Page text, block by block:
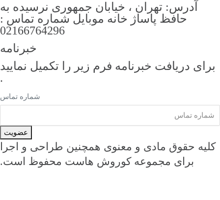
آدرس: تهران ، خیابان جمهوری نرسیده به
حافظ پاساژ خانه موبایل شماره تماس :
02166764296
خبرنامه
دریافت خبرنامه فرم زیر را تکمیل نمایید
شماره تماس
عضویت
حقوق مادی و معنوی همچنین طراحی و اجرا
برای مجموعه کوروش هاست محفوظ است.